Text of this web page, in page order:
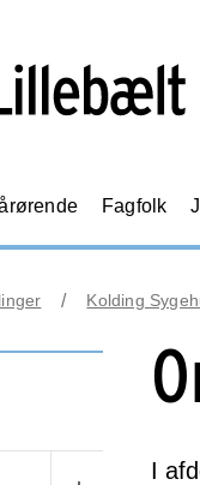
Fagfolk
Kolding
I